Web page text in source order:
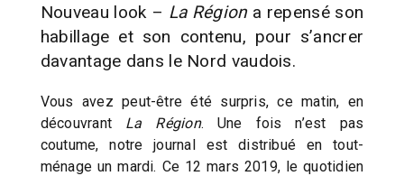
Nouveau look – La Régiona repensé son
habillage et son contenu, pour s’ancrer
davantage dans le Nord vaudois.
Vous avez peut-être été surpris, ce matin, en
découvrant La Région. Une fois n’est pas
coutume, notre journal est distribué en tout-
ménage un mardi. Ce 12 mars 2019, le quotidien